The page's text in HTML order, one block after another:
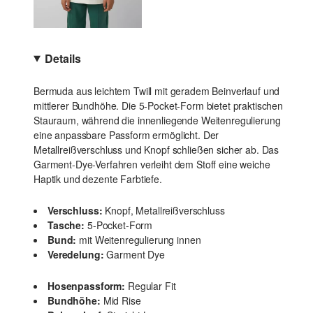
Details
Bermuda aus leichtem Twill mit geradem Beinverlauf und
mittlerer Bundhöhe. Die 5-Pocket-Form bietet praktischen
Stauraum, während die innenliegende Weitenregulierung
eine anpassbare Passform ermöglicht. Der
Metallreißverschluss und Knopf schließen sicher ab. Das
Garment-Dye-Verfahren verleiht dem Stoff eine weiche
Haptik und dezente Farbtiefe.
Verschluss: Knopf, Metallreißverschluss
Tasche: 5-Pocket-Form
Bund: mit Weitenregulierung innen
Veredelung: Garment Dye
Hosenpassform: Regular Fit
Bundhöhe: Mid Rise